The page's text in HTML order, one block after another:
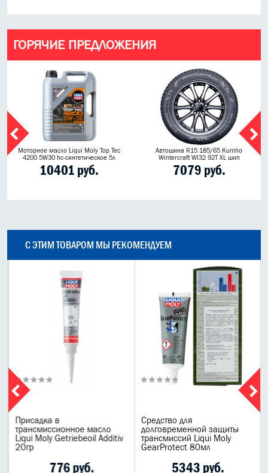
ГОРЯЧИЕ ПРЕДЛОЖЕНИЯ
Моторное масло Liqui Moly Top Tec
4200 5W30 hc-синтетическое 5л
10401 руб.
Автошина R15 185/65 Kumho
Wintercraft WI32 92T XL шип
7079 руб.
С ЭТИМ ТОВАРОМ МЫ РЕКОМЕНДУЕМ
Присадка в
трансмиссионное масло
Liqui Moly Getriebeoil Additiv
20гр
776 руб.
Средство для
долговременной защиты
трансмиссий Liqui Moly
GearProtect 80мл
5343 руб.